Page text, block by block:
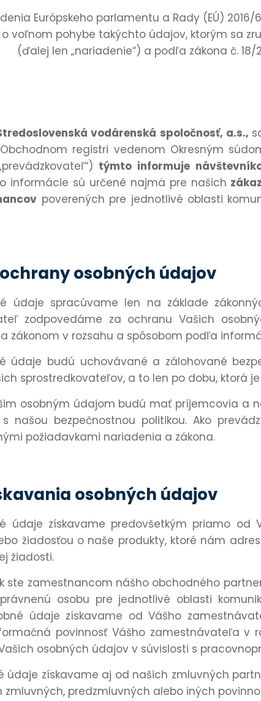
Európskeho parlamentu a Rady (EÚ)
voľnom pohybe takýchto údajov, ktorým sa
(ďalej len „nariadenie“) a podľa zákona č.
vodárenská spoločnosť, a.s.,
registri vedenom Okresným
týmto informuje
informácie sú určené najmä pre našich
poverených pre jednotlivé oblasti
osobných údajov
údaje spracúvame len na základe
zodpovedáme za ochranu Vašich
zákonom v rozsahu a spôsobom podľa
údaje budú uchovávané a zálohované
sprostredkovateľov, a to len po dobu, ktorá
osobným údajom budú mať príjemcovia a
našou bezpečnostnou politikou. Ako
požiadavkami nariadenia a zákona.
osobných údajov
údaje získavame predovšetkým priamo
žiadosťou o naše produkty, ktoré nám
žiadosti.
ste zamestnancom nášho obchodného
osobu pre jednotlivé oblasti
údaje získavame od Vášho
povinnosť Vášho zamestnávateľa v
osobných údajov v súvislosti s
údaje získavame aj od našich zmluvných
zmluvných, predzmluvných alebo iných